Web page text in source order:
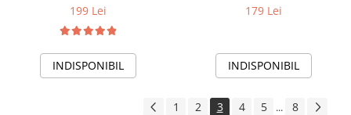
199 Lei
INDISPONIBIL
179 Lei
INDISPONIBIL
1 2 3 4 5 ... 8